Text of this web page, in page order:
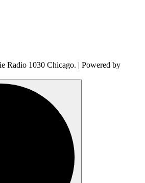
Radio 1030 Chicago. | Powered by